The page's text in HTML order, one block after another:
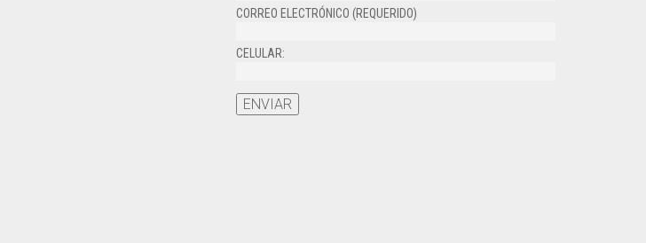
CORREO ELECTRÓNICO (REQUERIDO)
CELULAR: